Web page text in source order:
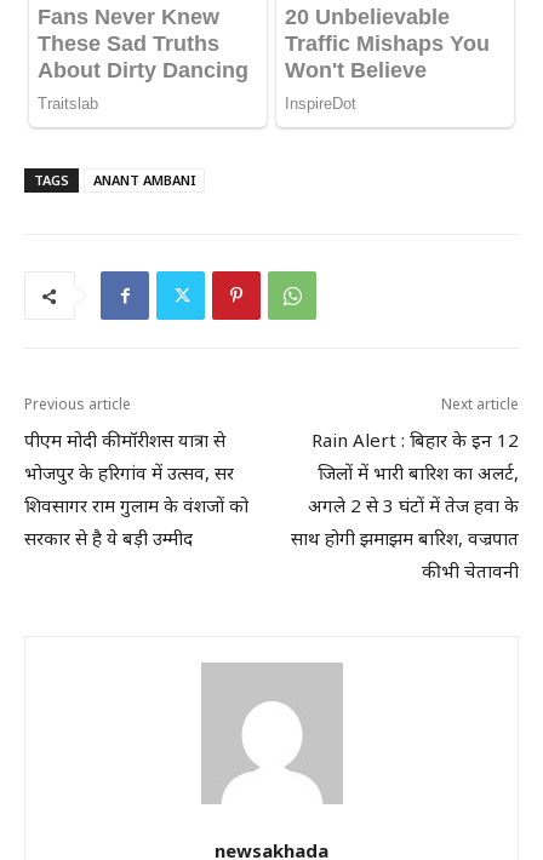
TAGS ANANT AMBANI
Previous article
पीएम मोदी की मॉरीशस यात्रा से
भोजपुर के हरिगांव में उत्सव, सर
शिवसागर राम गुलाम के वंशजों को
सरकार से है ये बड़ी उम्मीद
Next article
Rain Alert : बिहार के इन 12
जिलों में भारी बारिश का अलर्ट,
अगले 2 से 3 घंटों में तेज हवा के
साथ होगी झमाझम बारिश, वज्रपात
की भी चेतावनी
newsakhada